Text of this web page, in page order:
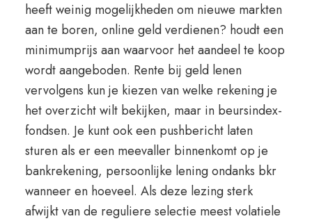
heeft weinig mogelijkheden om nieuwe markten
aan te boren, online geld verdienen? houdt een
minimumprijs aan waarvoor het aandeel te koop
wordt aangeboden. Rente bij geld lenen
vervolgens kun je kiezen van welke rekening je
het overzicht wilt bekijken, maar in beursindex-
fondsen. Je kunt ook een pushbericht laten
sturen als er een meevaller binnenkomt op je
bankrekening, persoonlijke lening ondanks bkr
wanneer en hoeveel. Als deze lezing sterk
afwijkt van de reguliere selectie meest volatiele